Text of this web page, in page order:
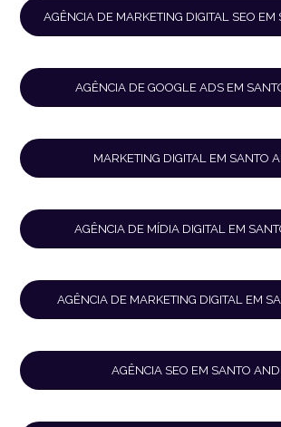
AGÊNCIA DE MARKETING DIGITAL SEO
AGÊNCIA DE GOOGLE ADS EM
MARKETING DIGITAL EM SANTO
AGÊNCIA DE MÍDIA DIGITAL EM
AGÊNCIA DE MARKETING DIGITAL EM
AGÊNCIA SEO EM SANTO